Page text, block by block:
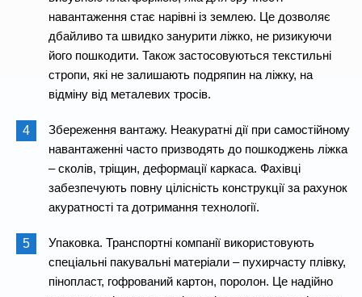
навантаження стає нарівні із землею. Це дозволяє
дбайливо та швидко занурити ліжко, не ризикуючи
його пошкодити. Також застосовуються текстильні
стропи, які не залишають подряпин на ліжку, на
відміну від металевих тросів.
Збереження вантажу. Неакуратні дії при самостійному
навантаженні часто призводять до пошкоджень ліжка
– сколів, тріщин, деформації каркаса. Фахівці
забезпечують повну цілісність конструкції за рахунок
акуратності та дотримання технології.
Упаковка. Транспортні компанії використовують
спеціальні пакувальні матеріали – пухирчасту плівку,
пінопласт, гофрований картон, поролон. Це надійно